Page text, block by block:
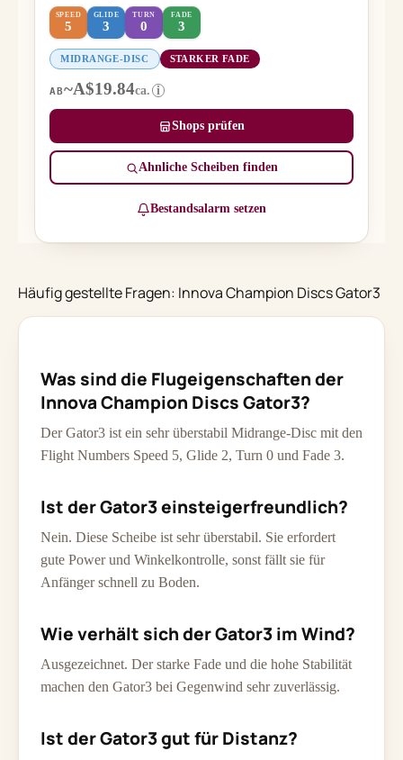
SPEED
5
GLIDE
3
TURN
0
FADE
3
MIDRANGE-DISC STARKER FADE
AB~A$19.84ca. i
Shops prüfen
Ähnliche Scheiben finden
Bestandsalarm setzen
Häufig gestellte Fragen: Innova Champion Discs Gator3
Was sind die Flugeigenschaften der
Innova Champion Discs Gator3?
Der Gator3 ist ein sehr überstabil Midrange-Disc mit den
Flight Numbers Speed 5, Glide 2, Turn 0 und Fade 3.
Ist der Gator3 einsteigerfreundlich?
Nein. Diese Scheibe ist sehr überstabil. Sie erfordert
gute Power und Winkelkontrolle, sonst fällt sie für
Anfänger schnell zu Boden.
Wie verhält sich der Gator3 im Wind?
Ausgezeichnet. Der starke Fade und die hohe Stabilität
machen den Gator3 bei Gegenwind sehr zuverlässig.
Ist der Gator3 gut für Distanz?